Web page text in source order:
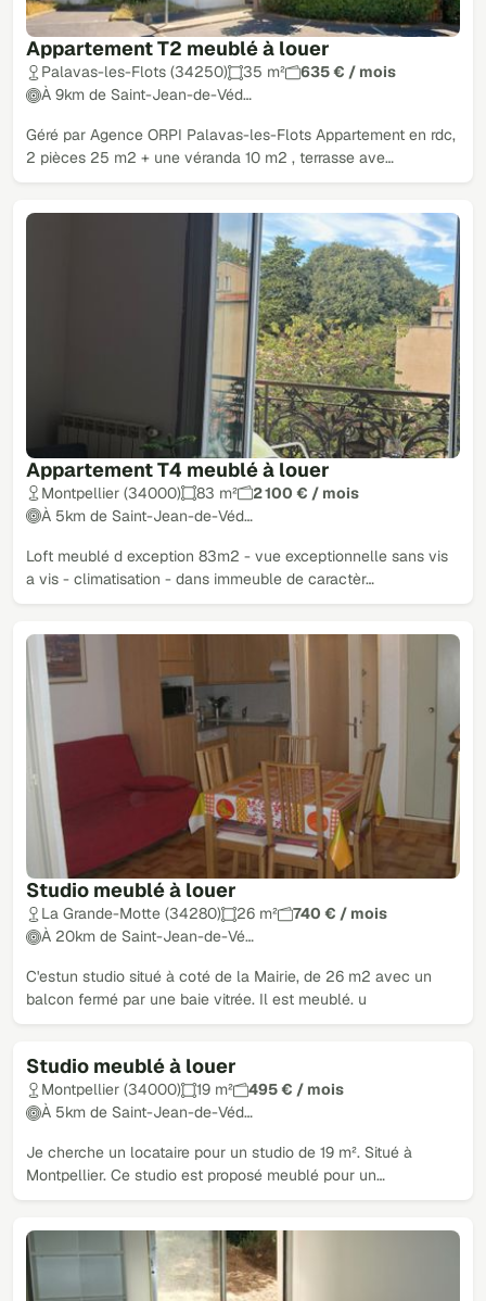
Appartement T2 meublé à louer
Palavas-les-Flots (34250) 35 m²
635 € / mois
À 9km de Saint-Jean-de-Véd…
Géré par Agence ORPI Palavas-les-Flots Appartement en rdc,
2 pièces 25 m2 + une véranda 10 m2 , terrasse ave…
Appartement T4 meublé à louer
Montpellier (34000) 83 m²
2 100 € / mois
À 5km de Saint-Jean-de-Véd…
Loft meublé d exception 83m2 - vue exceptionnelle sans vis
a vis - climatisation - dans immeuble de caractèr…
Studio meublé à louer
La Grande-Motte (34280) 26 m²
740 € / mois
À 20km de Saint-Jean-de-Vé…
C'estun studio situé à coté de la Mairie, de 26 m2 avec un
balcon fermé par une baie vitrée. Il est meublé. u
Studio meublé à louer
Montpellier (34000) 19 m²
495 € / mois
À 5km de Saint-Jean-de-Véd…
Je cherche un locataire pour un studio de 19 m². Situé à
Montpellier. Ce studio est proposé meublé pour un…